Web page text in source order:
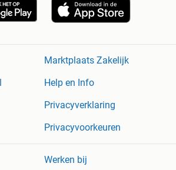
Marktplaats Zakelijk
Help en Info
Privacyverklaring
Privacyvoorkeuren
Werken bij